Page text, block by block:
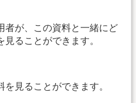
者が、この資料と一緒にど
ることができます。
見ることができます。